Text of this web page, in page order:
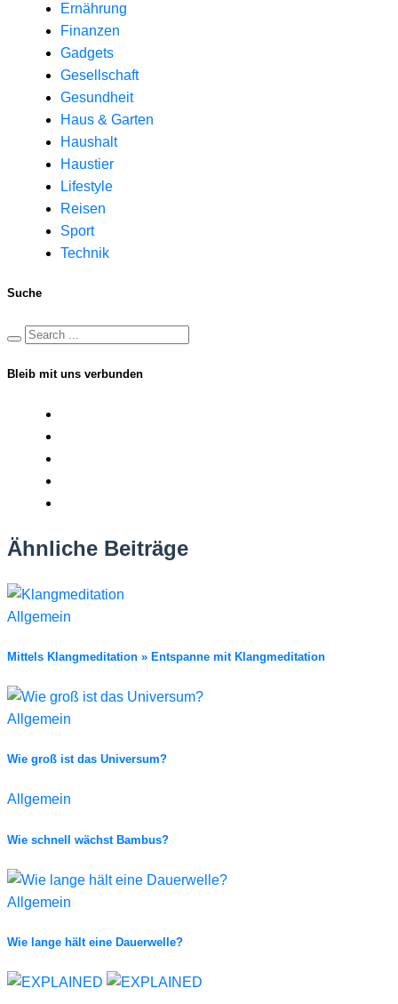
Ernährung
Finanzen
Gadgets
Gesellschaft
Gesundheit
Haus & Garten
Haushalt
Haustier
Lifestyle
Reisen
Sport
Technik
Suche
Bleib mit uns verbunden
Ähnliche Beiträge
Allgemein
Mittels Klangmeditation » Entspanne mit Klangmeditation
Allgemein
Wie groß ist das Universum?
Allgemein
Wie schnell wächst Bambus?
Allgemein
Wie lange hält eine Dauerwelle?